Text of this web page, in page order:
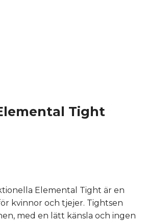
Tight
Elemental Tight är en
kvinnor och tjejer. Tightsen
med en lätt känsla och ingen